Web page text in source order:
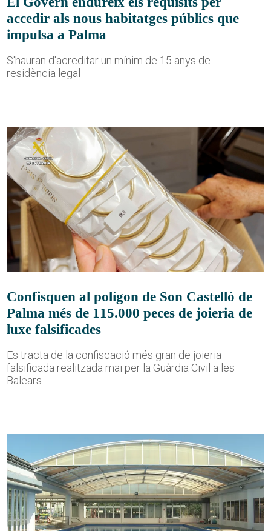
accedir als nous habitatges públics que
impulsa a Palma
S'hauran d'acreditar un mínim de 15 anys de
residència legal
Confisquen al polígon de Son Castelló de
Palma més de 115.000 peces de joieria de
luxe falsificades
Es tracta de la confiscació més gran de joieria
falsificada realitzada mai per la Guàrdia Civil a les
Balears